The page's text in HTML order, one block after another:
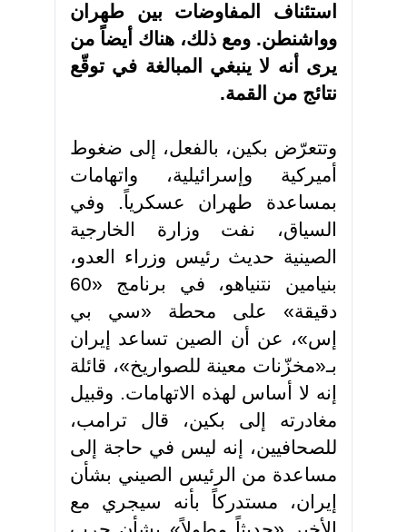
استئناف المفاوضات بين طهران
وواشنطن. ومع ذلك، هناك أيضاً من
يرى أنه لا ينبغي المبالغة في توقّع
نتائج من القمة.
وتتعرّض بكين، بالفعل، إلى ضغوط
أميركية وإسرائيلية، واتهامات
بمساعدة طهران عسكرياً. وفي
السياق، نفت وزارة الخارجية
الصينية حديث رئيس وزراء العدو،
بنيامين نتنياهو، في برنامج «60
دقيقة» على محطة «سي بي
إس»، عن أن الصين تساعد إيران
بـ«مخزّنات معينة للصواريخ»، قائلة
إنه لا أساس لهذه الاتهامات. وقبيل
مغادرته إلى بكين، قال ترامب،
للصحافيين، إنه ليس في حاجة إلى
مساعدة من الرئيس الصيني بشأن
إيران، مستدركاً بأنه سيجري مع